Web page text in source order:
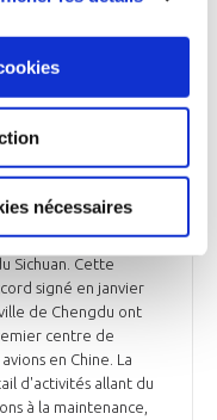
nécessaires
et
avec
à la fin 2023, de son
en Chine dans la ville
Sichuan. Cette
signé en janvier
de Chengdu ont
centre de
en Chine. La
d'activités allant du
à la maintenance,